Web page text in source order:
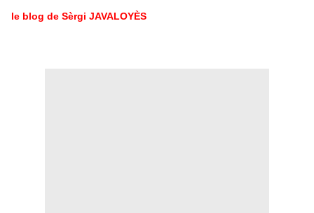
le blog de Sèrgi JAVALOYÈS